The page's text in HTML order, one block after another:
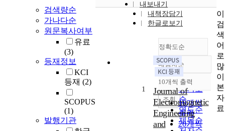
검색량순
가나다순
원문복사여부
유료
(3)
등재정보
KCI
등재 (2)
SCOPUS
(1)
발행기관
내보내기
내책장담기
한글로보기
정확도순
정확도
순
인기도
순
연도순
제목순
내림차순
내림차순
10개씩 출력
10개씩
출력
20개씩
조회
1
Journal of
Electromagnetic
Engineering
and
이
검
색
어
로
많
이
본
자
료